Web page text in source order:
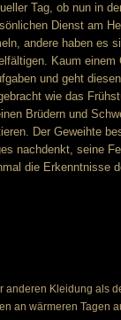
Tag, ob nun in
Dienst am
andere haben es
Kaum
und geht
wie das
Brüdern und
Der Geweihte
nachdenkt, seine
die Erkenntnisse
anderen Kleidung als
an wärmeren Tagen